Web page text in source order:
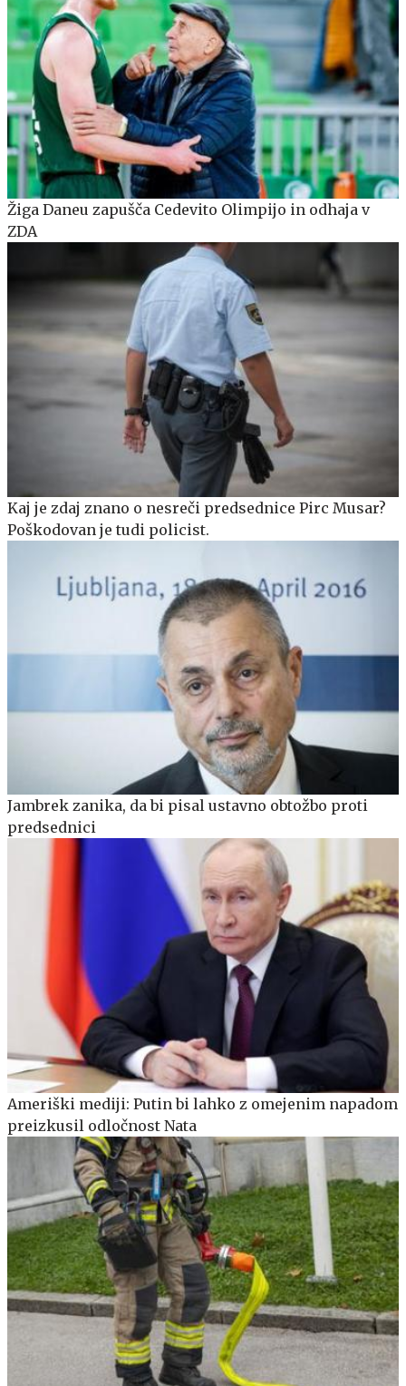
Žiga Daneu zapušča Cedevito Olimpijo in odhaja v
ZDA
Kaj je zdaj znano o nesreči predsednice Pirc Musar?
Poškodovan je tudi policist.
Jambrek zanika, da bi pisal ustavno obtožbo proti
predsednici
Ameriški mediji: Putin bi lahko z omejenim napadom
preizkusil odločnost Nata